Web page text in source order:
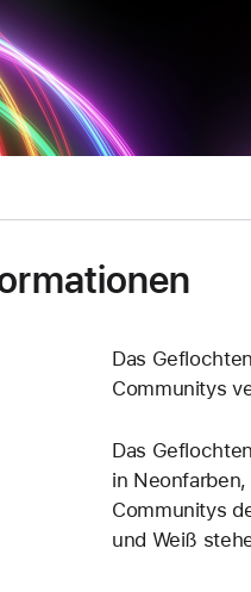
Das
Communitys
Das
in
Communitys
und Weiß